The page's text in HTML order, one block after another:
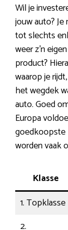
Wil je
jouw auto?
tot slechts
weer z’n
product?
waarop je
het wegdek
auto. Goed
Europa
goedkoopste
worden vaak
Klasse
1. Topklasse
2.